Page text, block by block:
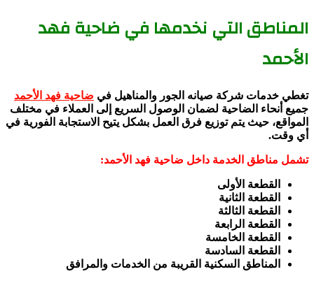
المناطق التي نخدمها في ضاحية فهد
الأحمد
تغطي خدمات شركة صيانه الجور والمناهيل في ضاحية فهد الأحمد
جميع أنحاء الضاحية لضمان الوصول السريع إلى العملاء في مختلف
المواقع، حيث يتم توزيع فرق العمل بشكل يتيح الاستجابة الفورية في
أي وقت.
تشمل مناطق الخدمة داخل ضاحية فهد الأحمد:
القطعة الأولى
القطعة الثانية
القطعة الثالثة
القطعة الرابعة
القطعة الخامسة
القطعة السادسة
المناطق السكنية القريبة من الخدمات والمرافق